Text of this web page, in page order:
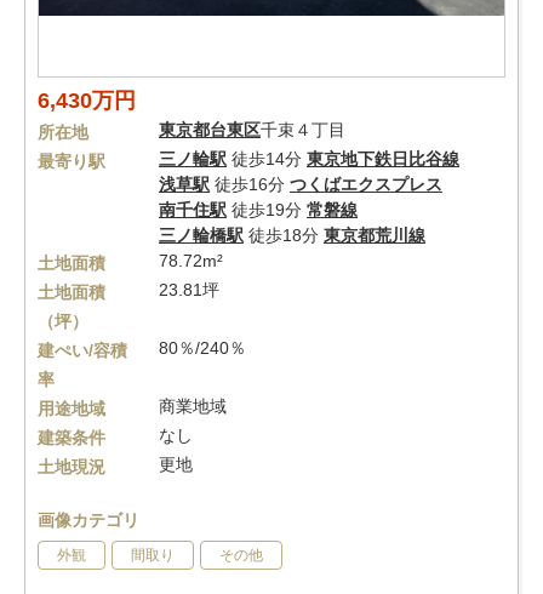
6,430万円
所在地 東京都台東区千束４丁目
最寄り駅
三ノ輪駅 徒歩14分 東京地下鉄日比谷線
浅草駅 徒歩16分 つくばエクスプレス
南千住駅 徒歩19分 常磐線
三ノ輪橋駅 徒歩18分 東京都荒川線
土地面積
78.72m²
土地面積
（坪）
23.81坪
建ぺい/容積
率
80％/240％
用途地域
商業地域
建築条件
なし
土地現況
更地
画像カテゴリ
外観 間取り その他